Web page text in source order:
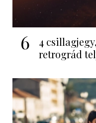
6
4
retrográd